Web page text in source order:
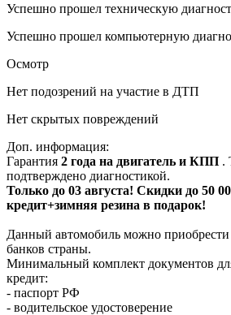
Успешно прошел техническую
Успешно прошел компьютерную
Осмотр
Нет подозрений на участие в ДТП
Нет скрытых повреждений
Доп. информация:
Гарантия 2 года на двигатель и КПП .
подтверждено диагностикой.
Только до 03 августа! Скидки до 50
кредит+зимняя резина в подарок!
Данный автомобиль можно
банков страны.
Минимальный комплект документов
кредит:
- паспорт РФ
- водительское удостоверение